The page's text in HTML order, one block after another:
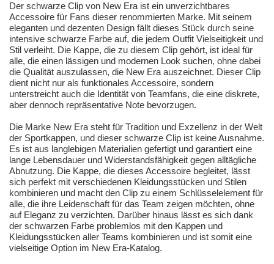
Der schwarze Clip von New Era ist ein unverzichtbares
Accessoire für Fans dieser renommierten Marke. Mit seinem
eleganten und dezenten Design fällt dieses Stück durch seine
intensive schwarze Farbe auf, die jedem Outfit Vielseitigkeit und
Stil verleiht. Die Kappe, die zu diesem Clip gehört, ist ideal für
alle, die einen lässigen und modernen Look suchen, ohne dabei
die Qualität auszulassen, die New Era auszeichnet. Dieser Clip
dient nicht nur als funktionales Accessoire, sondern
unterstreicht auch die Identität von Teamfans, die eine diskrete,
aber dennoch repräsentative Note bevorzugen.
Die Marke New Era steht für Tradition und Exzellenz in der Welt
der Sportkappen, und dieser schwarze Clip ist keine Ausnahme.
Es ist aus langlebigen Materialien gefertigt und garantiert eine
lange Lebensdauer und Widerstandsfähigkeit gegen alltägliche
Abnutzung. Die Kappe, die dieses Accessoire begleitet, lässt
sich perfekt mit verschiedenen Kleidungsstücken und Stilen
kombinieren und macht den Clip zu einem Schlüsselelement für
alle, die ihre Leidenschaft für das Team zeigen möchten, ohne
auf Eleganz zu verzichten. Darüber hinaus lässt es sich dank
der schwarzen Farbe problemlos mit den Kappen und
Kleidungsstücken aller Teams kombinieren und ist somit eine
vielseitige Option im New Era-Katalog.